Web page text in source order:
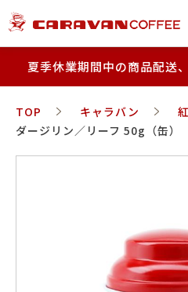
夏季休業期間中の商品配送
TOP キャラバン
ダージリン／リーフ 50g（缶）